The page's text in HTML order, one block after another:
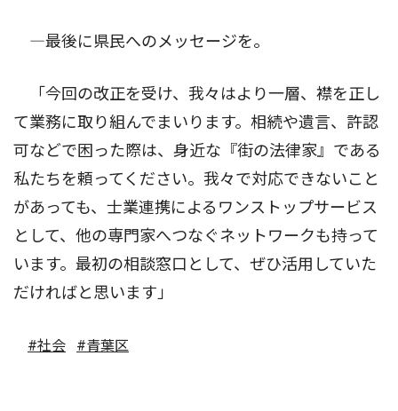
―最後に県民へのメッセージを。
「今回の改正を受け、我々はより一層、襟を正し
て業務に取り組んでまいります。相続や遺言、許認
可などで困った際は、身近な『街の法律家』である
私たちを頼ってください。我々で対応できないこと
があっても、士業連携によるワンストップサービス
として、他の専門家へつなぐネットワークも持って
います。最初の相談窓口として、ぜひ活用していた
だければと思います」
#社会 #青葉区